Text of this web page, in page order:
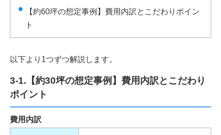
【約60坪の想定事例】費用内訳とこだわりポイン
ト
以下より1つずつ解説します。
3-1.【約30坪の想定事例】費用内訳とこだわり
ポイント
費用内訳